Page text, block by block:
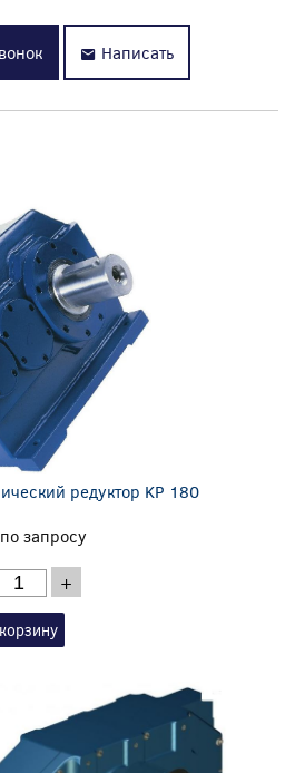
Написать
редуктор KP 180
запросу
+